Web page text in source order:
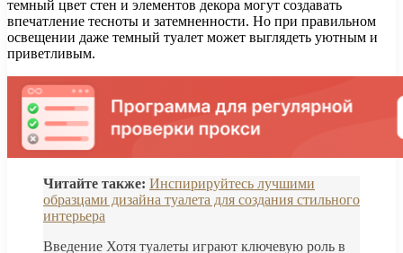
темный цвет стен и элементов декора могут создавать
впечатление тесноты и затемненности. Но при правильном
освещении даже темный туалет может выглядеть уютным и
приветливым.
Читайте также: Инспирируйтесь лучшими
образцами дизайна туалета для создания стильного
интерьера
Введение Хотя туалеты играют ключевую роль в